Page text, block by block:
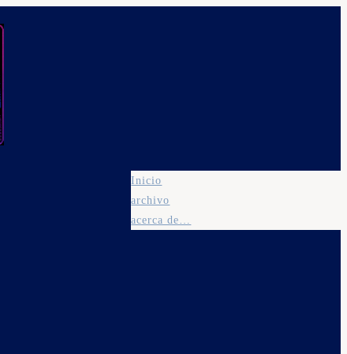
Inicio
archivo
acerca de…